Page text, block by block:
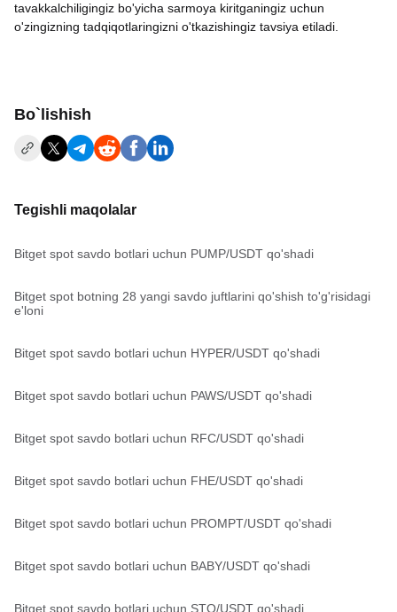
tavakkalchiligingiz bo'yicha sarmoya kiritganingiz uchun
o'zingizning tadqiqotlaringizni o'tkazishingiz tavsiya etiladi.
Bo`lishish
Tegishli maqolalar
Bitget spot savdo botlari uchun PUMP/USDT qo'shadi
Bitget spot botning 28 yangi savdo juftlarini qo'shish to'g'risidagi
e'loni
Bitget spot savdo botlari uchun HYPER/USDT qo'shadi
Bitget spot savdo botlari uchun PAWS/USDT qo'shadi
Bitget spot savdo botlari uchun RFC/USDT qo'shadi
Bitget spot savdo botlari uchun FHE/USDT qo'shadi
Bitget spot savdo botlari uchun PROMPT/USDT qo'shadi
Bitget spot savdo botlari uchun BABY/USDT qo'shadi
Bitget spot savdo botlari uchun STO/USDT qo'shadi